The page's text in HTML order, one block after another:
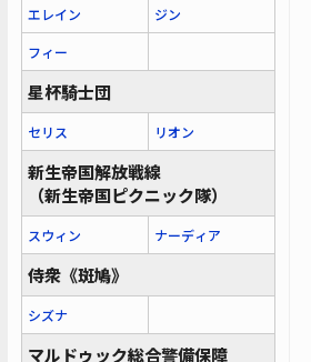
エレイン
ジン
フィー
星杯騎士団
セリス リオン
新生帝国解放戦線
（新生帝国ピクニック隊）
スウィン ナーディア
侍衆《斑鳩》
シズナ
マルドゥック総合警備保障